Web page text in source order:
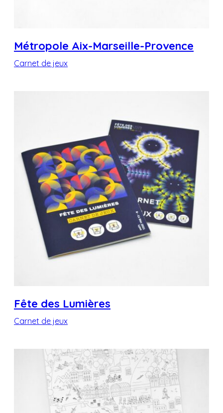
Métropole Aix-Marseille-Provence
Carnet de jeux
Fête des Lumières
Carnet de jeux